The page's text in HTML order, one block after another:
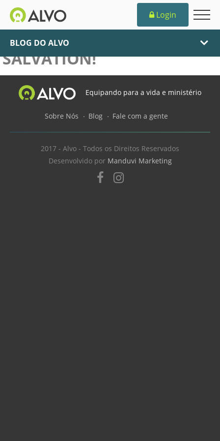
Login
BLOG DO ALVO
MY EYES HAVE SEEN YOUR
SALVATION!
Equipando para a vida e ministério
Sobre Nós Blog Fale com a gente
2017 - Alvo - Todos os Direitos Reservados
Desenvolvido por Manduvi Marketing